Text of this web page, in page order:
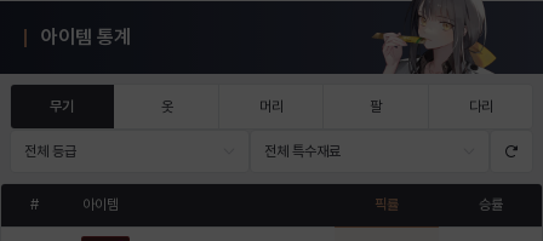
아이템 통계
무기 옷 머리 팔 다리
전체 등급 전체 특수재료
# 아이템 픽률 승률